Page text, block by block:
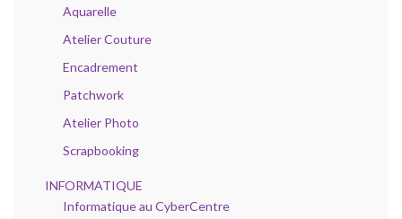
Aquarelle
Atelier Couture
Encadrement
Patchwork
Atelier Photo
Scrapbooking
INFORMATIQUE
Informatique au CyberCentre